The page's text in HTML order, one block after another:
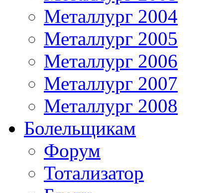
Металлург 2004
Металлург 2005
Металлург 2006
Металлург 2007
Металлург 2008
Болельщикам
Форум
Тотализатор